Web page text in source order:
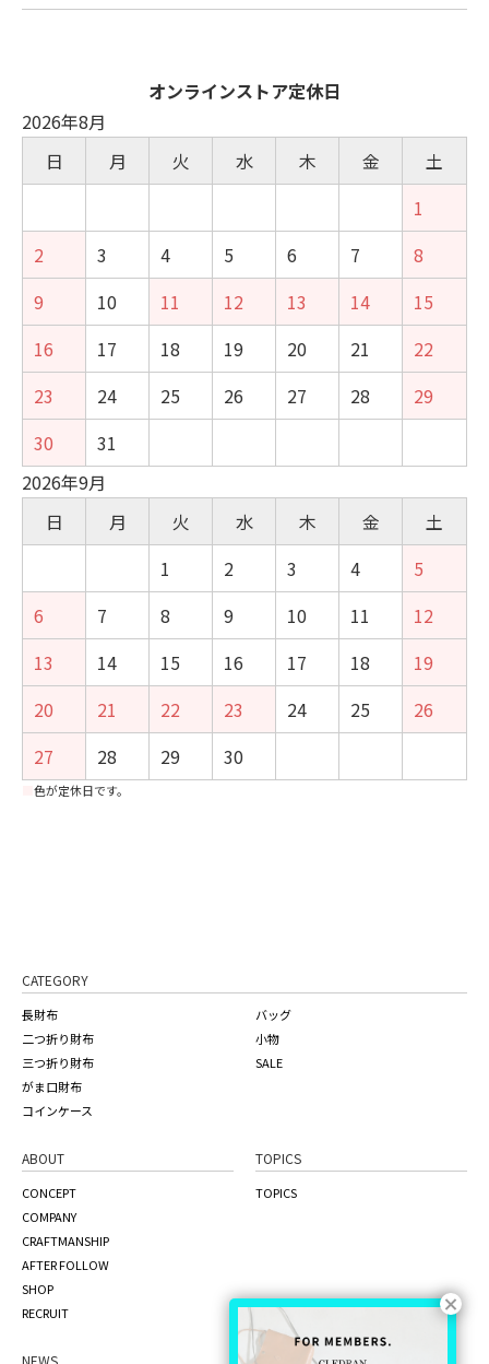
オンラインストア定休日
2026年8月
日
月 火 水 木 金
土
1
2
3 4 5 6 7
8
9
10 11 12 13 14
15
16
17 18 19 20 21
22
23
24 25 26 27 28
29
30
31
2026年9月
日
月 火 水 木 金
土
1
2 3 4
5
6
7 8 9 10 11
12
13
14 15 16 17 18
19
20
21 22 23 24 25
26
27
28 29 30
色が定休日です。
CATEGORY
長財布
二つ折り財布
三つ折り財布
がま口財布
コインケース
バッグ
小物
SALE
ABOUT
CONCEPT
COMPANY
CRAFTMANSHIP
AFTER FOLLOW
SHOP
RECRUIT
TOPICS
TOPICS